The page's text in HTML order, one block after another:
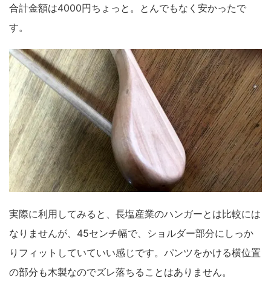
合計金額は4000円ちょっと。とんでもなく安かったで
す。
実際に利用してみると、長塩産業のハンガーとは比較には
なりませんが、45センチ幅で、ショルダー部分にしっか
りフィットしていていい感じです。パンツをかける横位置
の部分も木製なのでズレ落ちることはありません。